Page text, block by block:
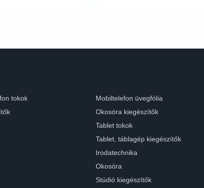
tokok
Mobiltelefon üvegfólia
Okosóra kiegészítők
Tablet tokok
Tablet, táblagép kiegészítők
Irodatechnika
Okosóra
Stúdió kiegészítők